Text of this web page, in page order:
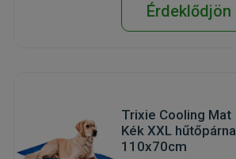
Érdeklődjön
Trixie Cooling Mat
Kék XXL hűtőpárna
110x70cm